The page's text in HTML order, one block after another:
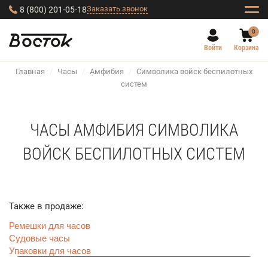
8 (800) 201-05-18Заказать звонок
Войти
0
Корзина
Главная / Часы / Амфибия / Символика войск беспилотных
систем
ЧАСЫ АМФИБИЯ СИМВОЛИКА
ВОЙСК БЕСПИЛОТНЫХ СИСТЕМ
Также в продаже:
Ремешки для часов
Судовые часы
Упаковки для часов